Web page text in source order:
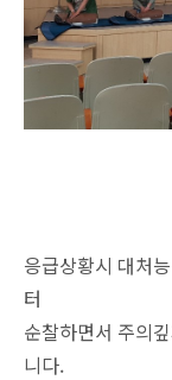
응급상황시 대처
터
순찰하면서 주의
니다.